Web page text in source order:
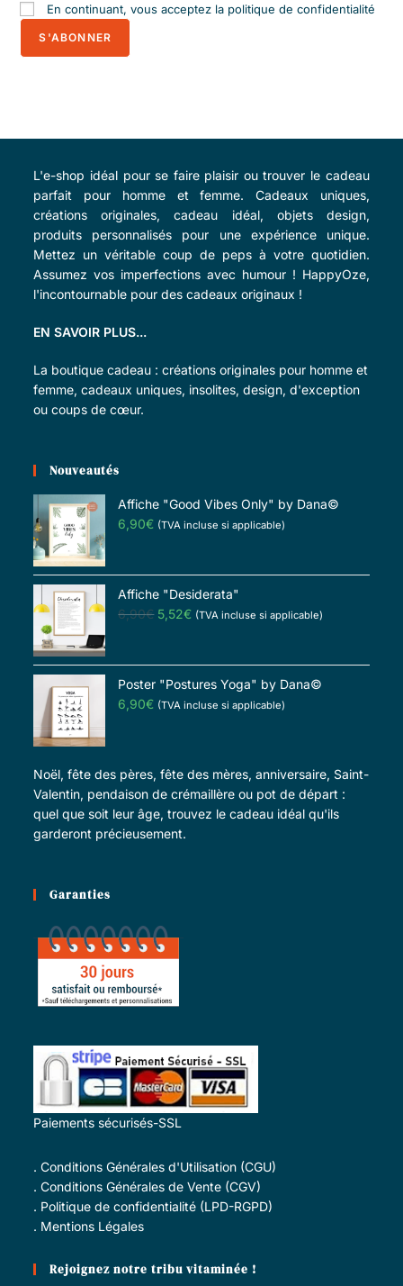
En continuant, vous acceptez la politique de confidentialité
L'e-shop idéal pour se faire plaisir ou trouver le cadeau
parfait pour homme et femme. Cadeaux uniques,
créations originales, cadeau idéal, objets design,
produits personnalisés pour une expérience unique.
Mettez un véritable coup de peps à votre quotidien.
Assumez vos imperfections avec humour ! HappyOze,
l'incontournable pour des cadeaux originaux !
EN SAVOIR PLUS...
La boutique cadeau : créations originales pour homme et
femme, cadeaux uniques, insolites, design, d'exception
ou coups de cœur.
Nouveautés
Affiche "Good Vibes Only" by Dana©
6,90€ (TVA incluse si applicable)
Affiche "Desiderata"
6,90€ 5,52€ (TVA incluse si applicable)
Poster "Postures Yoga" by Dana©
6,90€ (TVA incluse si applicable)
Noël, fête des pères, fête des mères, anniversaire, Saint-
Valentin, pendaison de crémaillère ou pot de départ :
quel que soit leur âge, trouvez le cadeau idéal qu'ils
garderont précieusement.
Garanties
Paiements sécurisés-SSL
.Conditions Générales d'Utilisation (CGU)
.Conditions Générales de Vente (CGV)
. Politique de confidentialité (LPD-RGPD)
. Mentions Légales
Rejoignez notre tribu vitaminée !